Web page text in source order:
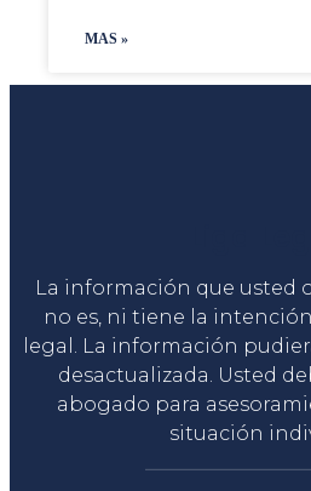
MAS »
La información que usted
no es, ni tiene la
legal. La información
desactualizada. Usted
abogado para
situación